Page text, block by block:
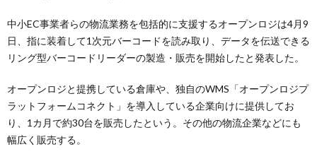
中小EC事業者らの物流業務を包括的に支援するオープンロジは4月9
日、指に装着して1次元バーコードを読み取り、データを伝送できる
リング型バーコードリーダーの製造・販売を開始したと発表した。
オープンロジと提携している倉庫や、独自のWMS「オープンロジプ
ラットフォームコネクト」を導入している企業向けに提供してお
り、1カ月で約30台を販売したという。その他の物流企業などにも
幅広く販売する。